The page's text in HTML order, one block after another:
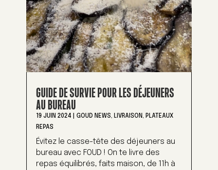
GUIDE DE SURVIE POUR LES DÉJEUNERS
AU BUREAU
19 JUIN 2024 GOUD NEWS, LIVRAISON, PLATEAUX
REPAS
Évitez le casse-tête des déjeuners au
bureau avec FOUD ! On te livre des
repas équilibrés, faits maison, de 11h à